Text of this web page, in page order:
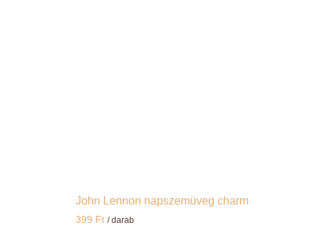
John Lennon napszemüveg charm
399 Ft / darab